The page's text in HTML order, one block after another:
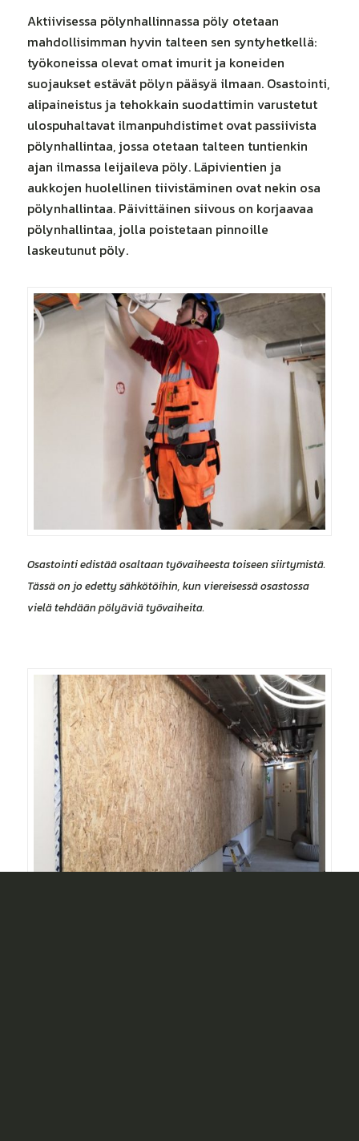
Aktiivisessa pölynhallinnassa pöly otetaan
mahdollisimman hyvin talteen sen syntyhetkellä:
työkoneissa olevat omat imurit ja koneiden
suojaukset estävät pölyn pääsyä ilmaan. Osastointi,
alipaineistus ja tehokkain suodattimin varustetut
ulospuhaltavat ilmanpuhdistimet ovat passiivista
pölynhallintaa, jossa otetaan talteen tuntienkin
ajan ilmassa leijaileva pöly. Läpivientien ja
aukkojen huolellinen tiivistäminen ovat nekin osa
pölynhallintaa. Päivittäinen siivous on korjaavaa
pölynhallintaa, jolla poistetaan pinnoille
laskeutunut pöly.
Osastointi edistää osaltaan työvaiheesta toiseen siirtymistä.
Tässä on jo edetty sähkötöihin, kun viereisessä osastossa
vielä tehdään pölyäviä työvaiheita.